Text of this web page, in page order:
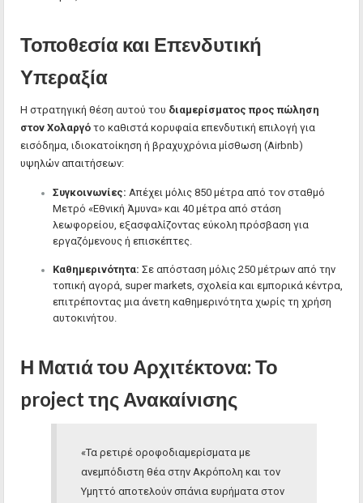
Τοποθεσία και Επενδυτική
Υπεραξία
Η στρατηγική θέση αυτού του διαμερίσματος προς πώληση
στον Χολαργό το καθιστά κορυφαία επενδυτική επιλογή για
εισόδημα, ιδιοκατοίκηση ή βραχυχρόνια μίσθωση (Airbnb)
υψηλών απαιτήσεων:
Συγκοινωνίες: Απέχει μόλις 850 μέτρα από τον σταθμό
Μετρό «Εθνική Άμυνα» και 40 μέτρα από στάση
λεωφορείου, εξασφαλίζοντας εύκολη πρόσβαση για
εργαζόμενους ή επισκέπτες.
Καθημερινότητα: Σε απόσταση μόλις 250 μέτρων από την
τοπική αγορά, super markets, σχολεία και εμπορικά κέντρα,
επιτρέποντας μια άνετη καθημερινότητα χωρίς τη χρήση
αυτοκινήτου.
Η Ματιά του Αρχιτέκτονα: Το
project της Ανακαίνισης
«Τα ρετιρέ οροφοδιαμερίσματα με
ανεμπόδιστη θέα στην Ακρόπολη και τον
Υμηττό αποτελούν σπάνια ευρήματα στον